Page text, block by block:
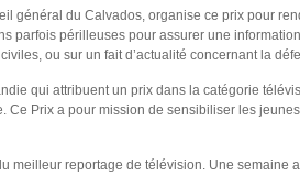
général du Calvados, organise ce prix pour
parfois périlleuses pour assurer une
ou sur un fait d’actualité concernant la
qui attribuent un prix dans la catégorie
Prix a pour mission de sensibiliser les
meilleur reportage de télévision. Une semaine